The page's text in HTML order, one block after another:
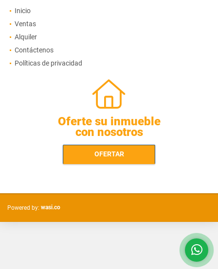
Inicio
Ventas
Alquiler
Contáctenos
Políticas de privacidad
Oferte su inmueble
con nosotros
OFERTAR
Powered by: wasi.co